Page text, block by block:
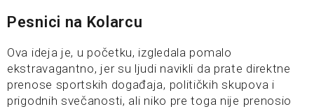
Pesnici na Kolarcu
Ova ideja je, u početku, izgledala pomalo
ekstravagantno, jer su ljudi navikli da prate direktne
prenose sportskih događaja, političkih skupova i
prigodnih svečanosti, ali niko pre toga nije prenosio